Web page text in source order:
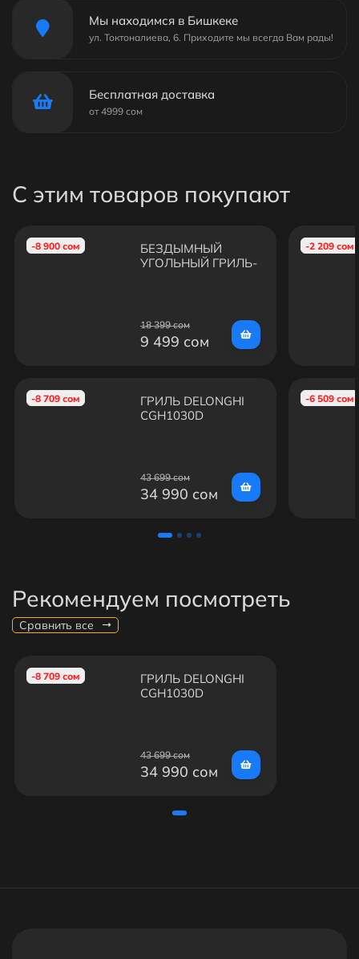
Мы находимся в Бишкеке
ул. Токтоналиева, 6. Приходите мы всегда Вам рады!
Бесплатная доставка
от 4999 сом
С этим товаров покупают
-8 900 сом
БЕЗДЫМНЫЙ
УГОЛЬНЫЙ ГРИЛЬ-
18 399 сом
9 499 сом
-8 709 сом
ГРИЛЬ DELONGHI
CGH1030D
43 699 сом
34 990 сом
-2 209 сом
-6 509 сом
Рекомендуем посмотреть
Сравнить все
-8 709 сом
ГРИЛЬ DELONGHI
CGH1030D
43 699 сом
34 990 сом